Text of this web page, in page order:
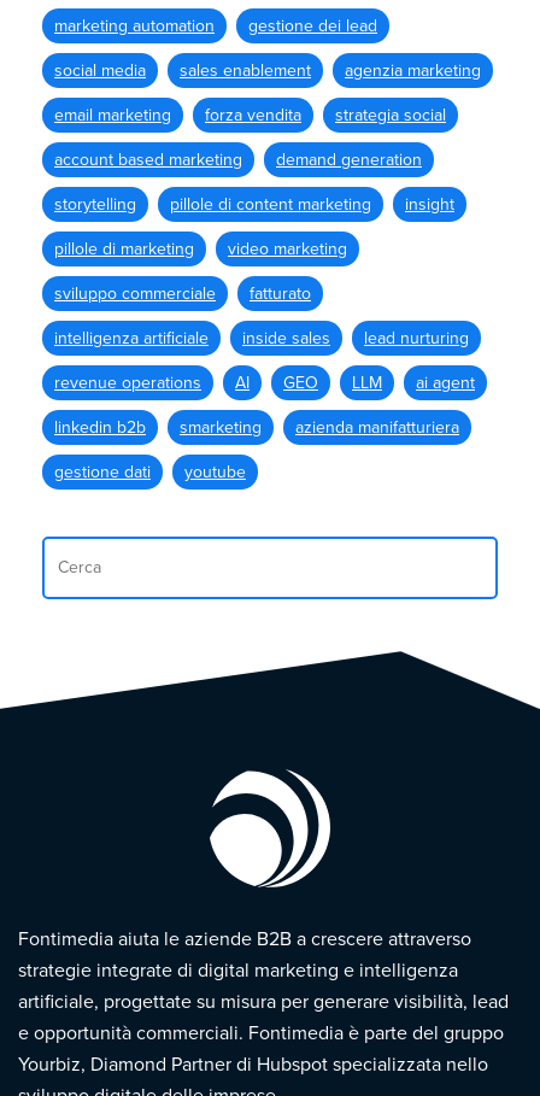
marketing automation gestione dei lead
social media sales enablement agenzia marketing
email marketing forza vendita strategia social
account based marketing demand generation
storytelling pillole di content marketing insight
pillole di marketing video marketing
sviluppo commerciale fatturato
intelligenza artificiale inside sales lead nurturing
revenue operations AI GEO LLM ai agent
linkedin b2b smarketing azienda manifatturiera
gestione dati youtube
Fontimedia aiuta le aziende B2B a crescere attraverso
strategie integrate di digital marketing e intelligenza
artificiale, progettate su misura per generare visibilità, lead
e opportunità commerciali. Fontimedia è parte del gruppo
Yourbiz, Diamond Partner di Hubspot specializzata nello